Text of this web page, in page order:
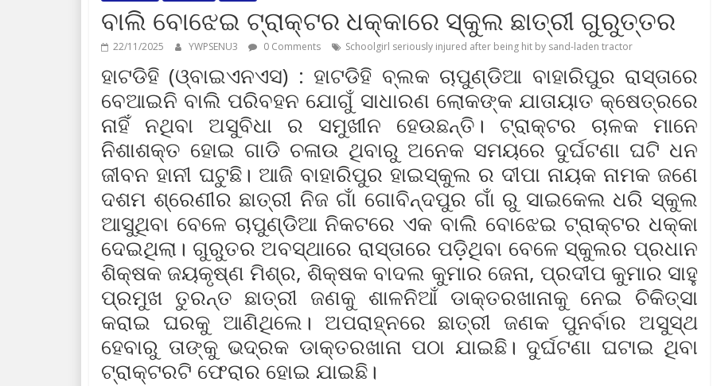
ବାଲି ବୋଝେଇ ଟ୍ରାକ୍ଟର ଧକ୍କାରେ ସ୍କୁଲ ଛାତ୍ରୀ ଗୁରୁତ୍ତର
22/11/2025 YWPSENU3 0 Comments Schoolgirl seriously injured after being hit by sand-laden tractor
ହାଟଡିହି (ଓ୍ବାଇଏନଏସ) : ହାଟଡିହି ବ୍ଲକ ଚାପୁଣ୍ଡିଆ ବାହାରିପୁର ରାସ୍ତାରେ
ବେଆଇନି ବାଲି ପରିବହନ ଯୋଗୁଁ ସାଧାରଣ ଲୋକଙ୍କ ଯାତାୟାତ କ୍ଷେତ୍ରରେ
ନାହିଁ ନଥିବା ଅସୁବିଧା ର ସମୁଖୀନ ହେଉଛନ୍ତି। ଟ୍ରାକ୍ଟର ଚାଳକ ମାନେ
ନିଶାଶକ୍ତ ହୋଇ ଗାଡି ଚଳାଉ ଥିବାରୁ ଅନେକ ସମୟରେ ଦୁର୍ଘଟଣା ଘଟି ଧନ
ଜୀବନ ହାନୀ ଘଟୁଛି। ଆଜି ବାହାରିପୁର ହାଇସ୍କୁଲ ର ଦୀପା ନାୟକ ନାମକ ଜଣେ
ଦଶମ ଶ୍ରେଣୀର ଛାତ୍ରୀ ନିଜ ଗାଁ ଗୋବିନ୍ଦପୁର ଗାଁ ରୁ ସାଇକେଲ ଧରି ସ୍କୁଲ
ଆସୁଥିବା ବେଳେ ଚାପୁଣ୍ଡିଆ ନିକଟରେ ଏକ ବାଲି ବୋଝେଇ ଟ୍ରାକ୍ଟର ଧକ୍କା
ଦେଇଥିଲା। ଗୁରୁତର ଅବସ୍ଥାରେ ରାସ୍ତାରେ ପଡ଼ିଥିବା ବେଳେ ସ୍କୁଲର ପ୍ରଧାନ
ଶିକ୍ଷକ ଜୟକୃଷ୍ଣ ମିଶ୍ର, ଶିକ୍ଷକ ବାଦଲ କୁମାର ଜେନା, ପ୍ରଦୀପ କୁମାର ସାହୁ
ପ୍ରମୁଖ ତୁରନ୍ତ ଛାତ୍ରୀ ଜଣକୁ ଶାଳନିଆଁ ଡାକ୍ତରଖାନାକୁ ନେଇ ଚିକିତ୍ସା
କରାଇ ଘରକୁ ଆଣିଥିଲେ। ଅପରାହ୍ନରେ ଛାତ୍ରୀ ଜଣକ ପୁନର୍ବାର ଅସୁସ୍ଥ
ହେବାରୁ ତାଙ୍କୁ ଭଦ୍ରକ ଡାକ୍ତରଖାନା ପଠା ଯାଇଛି। ଦୁର୍ଘଟଣା ଘଟାଇ ଥିବା
ଟ୍ରାକ୍ଟରଟି ଫେରାର ହୋଇ ଯାଇଛି।